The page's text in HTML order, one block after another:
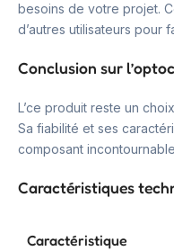
besoins de votre projet.
d’autres utilisateurs pour
Conclusion sur
L’ce produit reste un
Sa fiabilité et ses
composant
Caractéristiques
Caractéristique